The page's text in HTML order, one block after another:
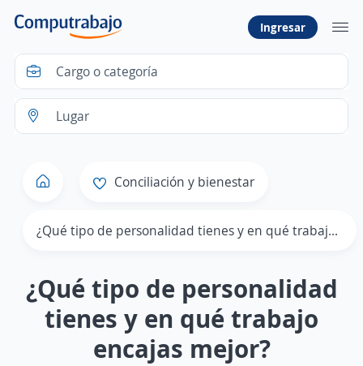
Ingresar
Conciliación y bienestar
¿Qué tipo de personalidad tienes y en qué trabajo encajas mejor?
¿Qué tipo de personalidad
tienes y en qué trabajo
encajas mejor?